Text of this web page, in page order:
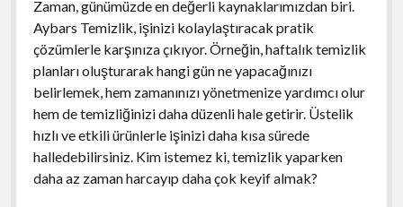
Zaman, günümüzde en değerli kaynaklarımızdan biri.
Aybars Temizlik, işinizi kolaylaştıracak pratik
çözümlerle karşınıza çıkıyor. Örneğin, haftalık temizlik
planları oluşturarak hangi gün ne yapacağınızı
belirlemek, hem zamanınızı yönetmenize yardımcı olur
hem de temizliğinizi daha düzenli hale getirir. Üstelik
hızlı ve etkili ürünlerle işinizi daha kısa sürede
halledebilirsiniz. Kim istemez ki, temizlik yaparken
daha az zaman harcayıp daha çok keyif almak?